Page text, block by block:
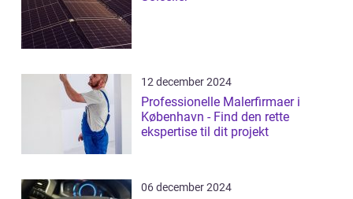
12 december 2024
Professionelle Malerfirmaer i
København - Find den rette
ekspertise til dit projekt
06 december 2024